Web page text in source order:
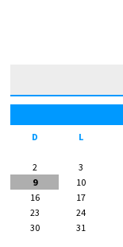
D
L
2
3
9
10
16
17
23
24
30
31